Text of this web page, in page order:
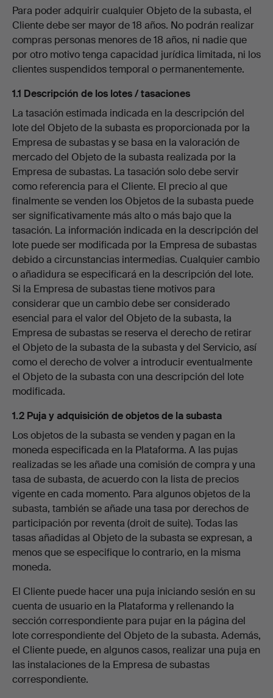
Para poder adquirir cualquier Objeto de la subasta, el
Cliente debe ser mayor de 18 años. No podrán realizar
compras personas menores de 18 años, ni nadie que
por otro motivo tenga capacidad jurídica limitada, ni los
clientes suspendidos temporal o permanentemente.
1.1 Descripción de los lotes / tasaciones
La tasación estimada indicada en la descripción del
lote del Objeto de la subasta es proporcionada por la
Empresa de subastas y se basa en la valoración de
mercado del Objeto de la subasta realizada por la
Empresa de subastas. La tasación solo debe servir
como referencia para el Cliente. El precio al que
finalmente se venden los Objetos de la subasta puede
ser significativamente más alto o más bajo que la
tasación. La información indicada en la descripción del
lote puede ser modificada por la Empresa de subastas
debido a circunstancias intermedias. Cualquier cambio
o añadidura se especificará en la descripción del lote.
Si la Empresa de subastas tiene motivos para
considerar que un cambio debe ser considerado
esencial para el valor del Objeto de la subasta, la
Empresa de subastas se reserva el derecho de retirar
el Objeto de la subasta de la subasta y del Servicio, así
como el derecho de volver a introducir eventualmente
el Objeto de la subasta con una descripción del lote
modificada.
1.2 Puja y adquisición de objetos de la subasta
Los objetos de la subasta se venden y pagan en la
moneda especificada en la Plataforma. A las pujas
realizadas se les añade una comisión de compra y una
tasa de subasta, de acuerdo con la lista de precios
vigente en cada momento. Para algunos objetos de la
subasta, también se añade una tasa por derechos de
participación por reventa (droit de suite). Todas las
tasas añadidas al Objeto de la subasta se expresan, a
menos que se especifique lo contrario, en la misma
moneda.
El Cliente puede hacer una puja iniciando sesión en su
cuenta de usuario en la Plataforma y rellenando la
sección correspondiente para pujar en la página del
lote correspondiente del Objeto de la subasta. Además,
el Cliente puede, en algunos casos, realizar una puja en
las instalaciones de la Empresa de subastas
correspondiente.